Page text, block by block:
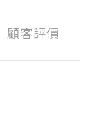
顧客評價